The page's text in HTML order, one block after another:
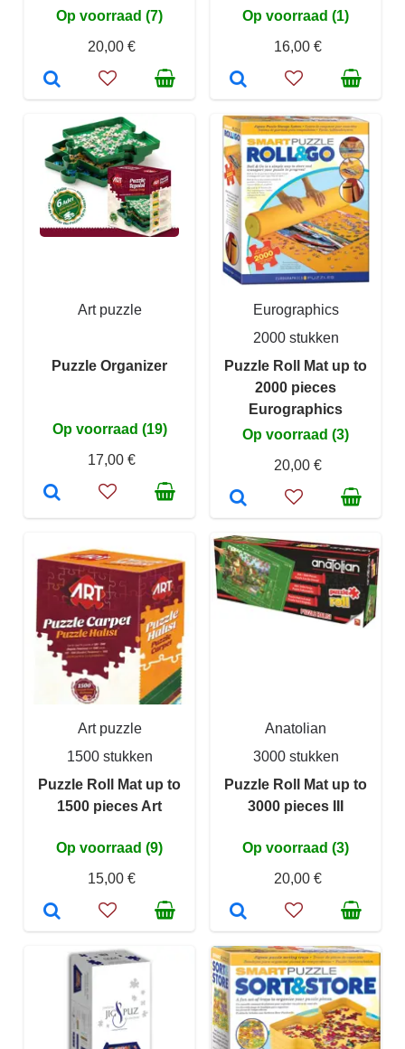
Op voorraad (7)
20,00 €
Op voorraad (1)
16,00 €
Art puzzle
Puzzle Organizer
Op voorraad (19)
17,00 €
Eurographics
2000 stukken
Puzzle Roll Mat up to
2000 pieces
Eurographics
Op voorraad (3)
20,00 €
Art puzzle
1500 stukken
Puzzle Roll Mat up to
1500 pieces Art
Op voorraad (9)
15,00 €
Anatolian
3000 stukken
Puzzle Roll Mat up to
3000 pieces III
Op voorraad (3)
20,00 €